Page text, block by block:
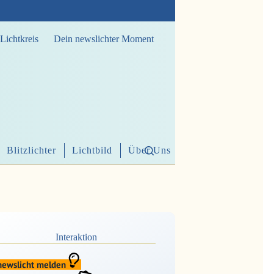
Lichtkreis Dein newslichter Moment
Blitzlichter Lichtbild Über Uns
Interaktion
melden